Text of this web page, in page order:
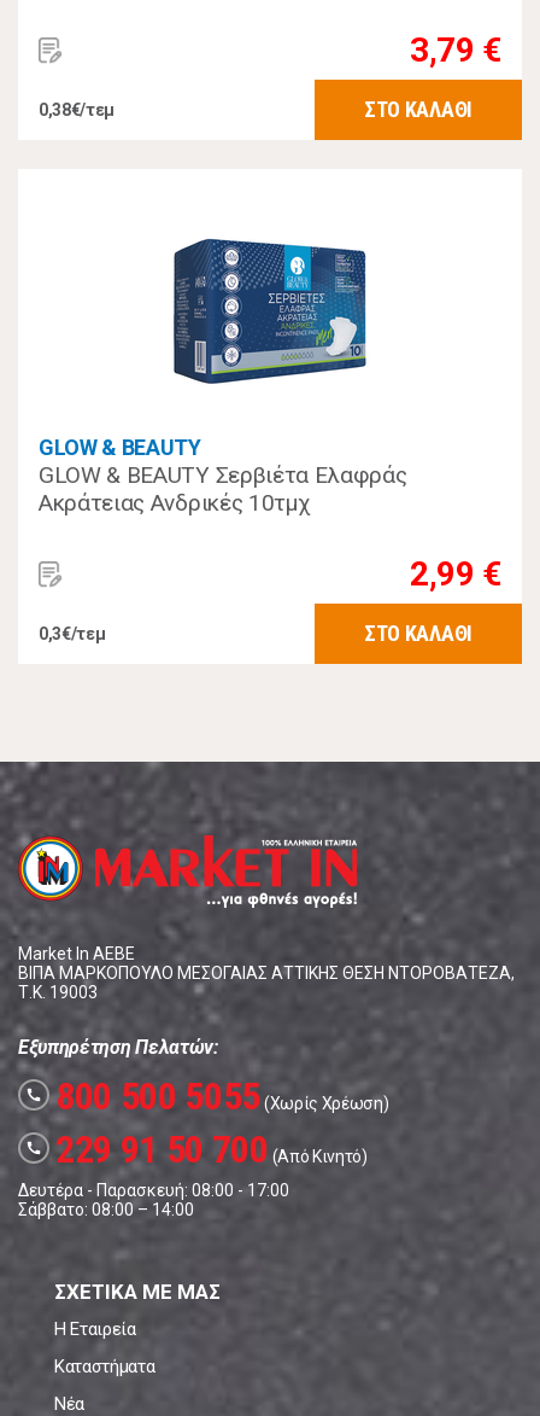
3,79 €
0,38€/τεμ ΣΤΟ ΚΑΛΑΘΙ
GLOW & BEAUTY
GLOW & BEAUTY Σερβιέτα Ελαφράς
Ακράτειας Ανδρικές 10τμχ
2,99 €
0,3€/τεμ ΣΤΟ ΚΑΛΑΘΙ
Market In ΑΕΒΕ
ΒΙΠΑ ΜΑΡΚΟΠΟΥΛΟ ΜΕΣΟΓΑΙΑΣ ΑΤΤΙΚΗΣ ΘΕΣΗ ΝΤΟΡΟΒΑΤΕΖΑ,
Τ.Κ. 19003
Εξυπηρέτηση Πελατών:
call 800 500 5055(Χωρίς Χρέωση)
call 229 91 50 700 (Από Κινητό)
Δευτέρα - Παρασκευή: 08:00 - 17:00
Σάββατο: 08:00 – 14:00
ΣΧΕΤΙΚΑ ΜΕ ΜΑΣ
Η Εταιρεία
Καταστήματα
Νέα